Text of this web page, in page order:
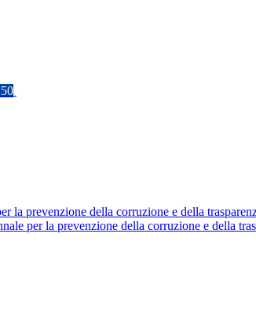
la prevenzione della corruzione e della
per la prevenzione della corruzione e della